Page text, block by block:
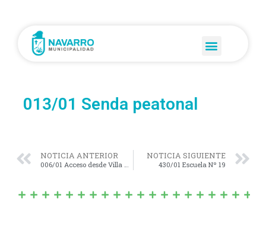
013/01 Senda peatonal
NOTICIA ANTERIOR
006/01 Acceso desde Villa Moll a la ruta Pcial 30
NOTICIA SIGUIENTE
430/01 Escuela Nº 19